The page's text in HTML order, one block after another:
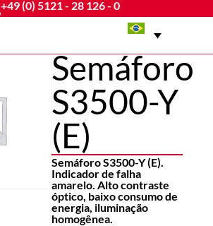
+49 (0) 5121 - 28 126 - 0
Semáforo
S3500-Y
(E)
Semáforo S3500-Y (E).
Indicador de falha
amarelo. Alto contraste
óptico, baixo consumo de
energia, iluminação
homogênea.